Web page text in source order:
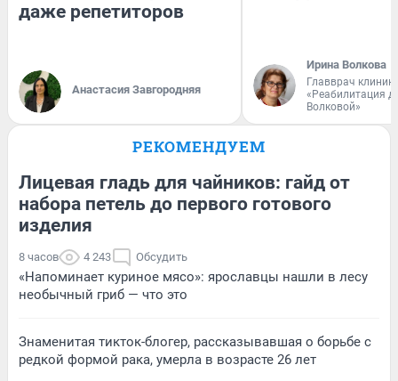
даже репетиторов
Анастасия Завгородняя
Ирина Волкова
Главврач
«Реабилитация
Волковой»
РЕКОМЕНДУЕМ
Лицевая гладь для чайников: гайд от
набора петель до первого готового
изделия
8 часов 4 243 Обсудить
«Напоминает куриное мясо»: ярославцы нашли в лесу
необычный гриб — что это
Знаменитая тикток-блогер, рассказывавшая о борьбе с
редкой формой рака, умерла в возрасте 26 лет